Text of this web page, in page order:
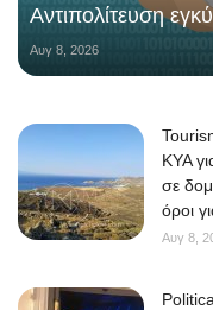
Αντιπολίτευση
Αυγ 8, 2026
ΚΥΑ
σε
όροι
Αυγ 8,